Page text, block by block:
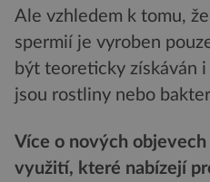
Ale vzhledem k tomu,
spermií je vyroben
být teoreticky získáván
jsou rostliny nebo
Více o nových objevech
využití, které nabízejí